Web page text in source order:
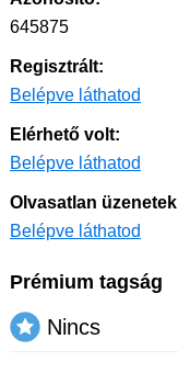
645875
Regisztrált:
Belépve láthatod
Elérhető volt:
Belépve láthatod
Olvasatlan
Belépve láthatod
Prémium tagság
Nincs